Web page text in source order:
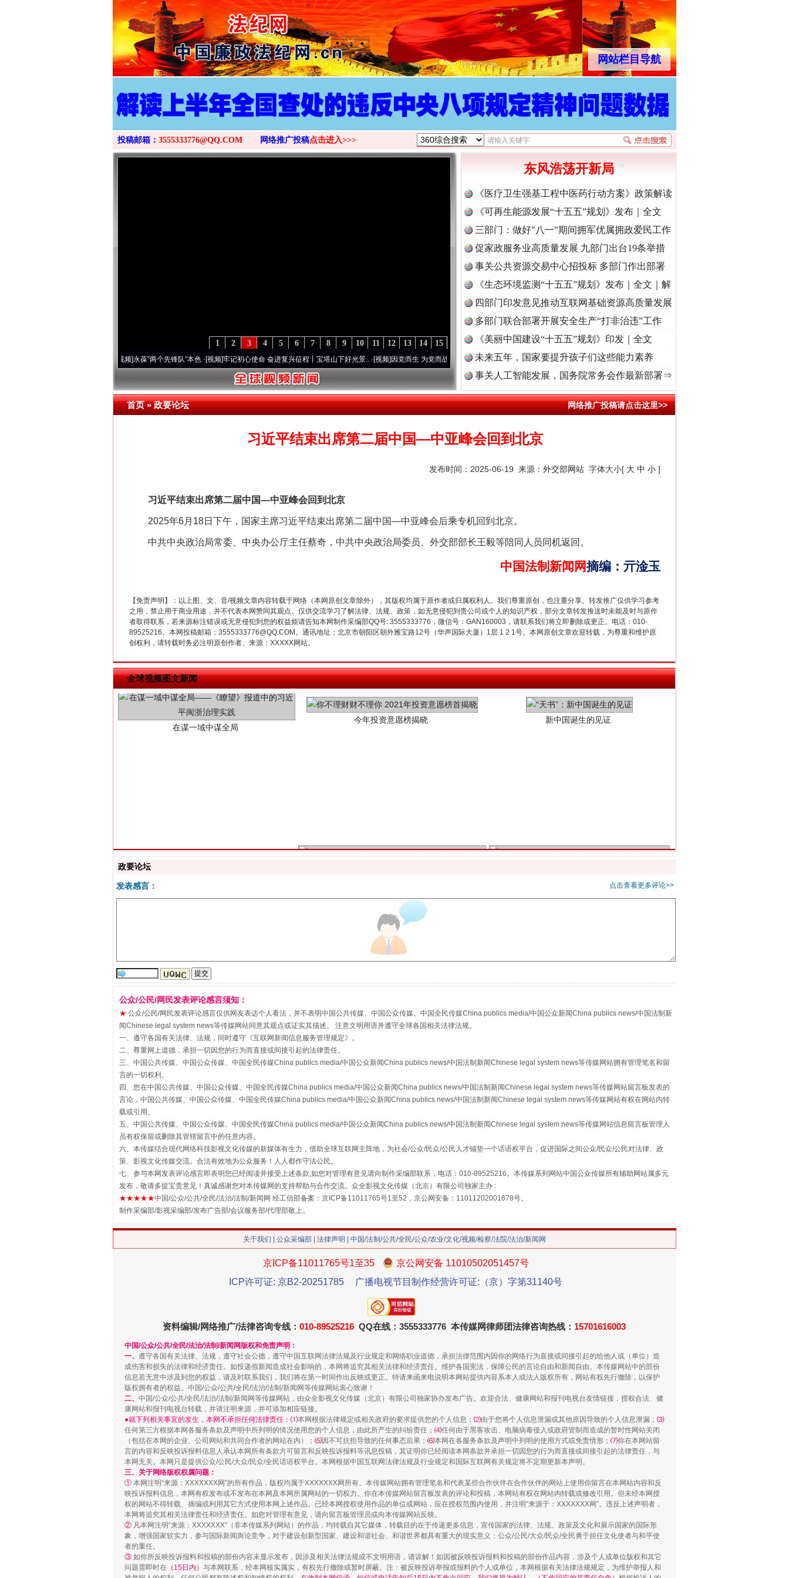
>
网站栏目导航
投稿邮箱： 3555333776@QQ.COM 网络推广投稿点击进入>>>
15
14
13
12
11
10
9
8
7
6
5
4
3
2
1
永葆“两个先锋队”本色·[视频] 牢记初心使命 奋进复兴征程丨宝塔山下好光景..·[视频] 因党而生 为党而战——百年“纪”事⑧加强纪律.. ·[视频]牢记初心使命 奋进复兴征程丨“转折之城”激荡..
东风浩荡开新局
《医疗卫生强基工程中医药行动方案》政策解读
《可再生能源发展“十五五”规划》发布｜全文
三部门：做好"八一"期间拥军优属拥政爱民工作
促家政服务业高质量发展 九部门出台19条举措
事关公共资源交易中心招投标 多部门作出部署
《生态环境监测“十五五”规划》发布｜全文｜解
读
四部门印发意见推动互联网基础资源高质量发展
多部门联合部署开展安全生产“打非治违”工作
《美丽中国建设“十五五”规划》印发｜全文
未来五年，国家要提升孩子们这些能力素养
事关人工智能发展，国务院常务会作最新部署⇒
首页»政要论坛 网络推广投稿请点击这里>>
习近平结束出席第二届中国—中亚峰会回到北京
发布时间：2025-06-19 来源： 外交部网站 字体大小[ 大 中 小 ]
习近平结束出席第二届中国—中亚峰会回到北京
2025年6月18日下午，国家主席习近平结束出席第二届中国—中亚峰会后乘专机回到北京。
中共中央政治局常委、中央办公厅主任蔡奇，中共中央政治局委员、外交部部长王毅等陪同人员同机返回。
中国法制新闻网摘编 ： 亓淦玉
【免责声明】：以上图、文、音/视频文章内容转载于网络（本网原创文章除外），其版权均属于原作者或归属权利人。我们尊重原创，也注重分享。转发推广仅供学习参考
之用，禁止用于商业用途，并不代表本网赞同其观点。仅供交流学习了解法律、法规、政策，如无意侵犯到贵公司或个人的知识产权，部分文章转发推送时未能及时与原作
者取得联系，若来源标注错误或无意侵犯到您的权益烦请告知本网制作采编部QQ号: 3555333776，微信号：GAN160003，请联系我们将立即删除或更正。电话：010-
89525216。本网投稿邮箱：3555333776@QQ.COM。通讯地址：北京市朝阳区朝外雅宝路12号（华声国际大厦）1层 1 2 1号。本网原创文章欢迎转载，为尊重和维护原
创权利，请转载时务必注明原创作者、来源：XXXXX网站。
全球视频图文新闻
网上购药对药下症？
茶叶“炒上天”
“神药”背后的真相
这是一记警钟！ 谢谢有你温暖了四季
在谋一域中谋全局
今年投资意愿榜揭晓 新中国诞生的见证
“刷贴”乱象丛生
生物安全法正式实施 别拿“量子”当幌子
揭批美国五大"原罪"
珠宝鉴定乱象
站台名比不上好声名
走近一线检察官
“谁都不怕”的他落马了
政要论坛
点击查看更多评论>>
发表感言：
公众/公民/网民发表评论感言须知：
★ 公众/公民/网民发表评论感言仅供网友表达个人看法，并不表明中国公共传媒、中国公众传媒、中国全民传媒China publics media/中国公众新闻China publics news/中国法制新
闻Chinese legal system news等传媒网站同意其观点或证实其描述。 注意文明用语并遵守全球各国相关法律法规。
一、遵守各国有关法律、法规，同时遵守《互联网新闻信息服务管理规定》。
二、尊重网上道德，承担一切因您的行为而直接或间接引起的法律责任。
三、中国公共传媒、中国公众传媒、中国全民传媒China publics media/中国公众新闻China publics news/中国法制新闻Chinese legal system news等传媒网站拥有管理笔名和留
言的一切权利。
四、您在中国公共传媒、中国公众传媒、中国全民传媒China publics media/中国公众新闻China publics news/中国法制新闻Chinese legal system news等传媒网站留言板发表的
言论，中国公共传媒、中国公众传媒、中国全民传媒China publics media/中国公众新闻China publics news/中国法制新闻Chinese legal system news等传媒网站有权在网站内转
载或引用。
五、中国公共传媒、中国公众传媒、中国全民传媒China publics media/中国公众新闻China publics news/中国法制新闻Chinese legal system news等传媒网站信息留言板管理人
员有权保留或删除其管辖留言中的任意内容。
六、本传媒结合现代网络科技影视文化传媒的新媒体有生力，借助全球互联网主阵地，为社会/公众/民众/公民人才铺垫一个话语权平台，促进国际之间公众/民众/公民对法律、政
策、影视文化传媒交流。合法有效地为公众服务！人人都作守法公民。
七、参与本网发表评论感言即表明您已经阅读并接受上述条款,如您对管理有意见请向制作采编部联系，电话：010-89525216。本传媒系列网站中国公众传媒所有辅助网站属多元
发布，敬请多提宝贵意见！真诚感谢您对本传媒网的支持帮助与合作交流。众全影视文化传媒（北京）有限公司独家主办 :
★★★★★中国/公众/公共/全民/法治/法制/新闻网 经工信部备案：京ICP备11011765号1至52，京公网安备：11011202001678号。
制作采编部/影视采编部/发布广告部/会议服务部/代理部敬上。
关于我们 公众采编部 法律声明 | 中国/法制/公共/全民/公众/农业/文化/视频/检察/法院/法治/新闻网
京ICP备11011765号1至35
京公网安备 11010502051457号
ICP许可证: 京B2-20251785
广播电视节目制作经营许可证:（京）字第31140号
资料编辑/网络推广/法律咨询专线： 010-89525216 QQ在线：3555333776 本传媒网律师团法律咨询热线： 15701616003
中国/公众/公共/全民/法治/法制/新闻网版权和免责声明：
一、 遵守各国有关法律、法规，遵守社会公德，遵守中国互联网法律法规及行业规定和网络职业道德，承担法律范围内因你的网络行为直接或间接引起的给他人或（单位）造
成伤害和损失的法律和经济责任。如投递假新闻造成社会影响的，本网将追究其相关法律和经济责任。维护各国宪法，保障公民的言论自由和新闻自由。本传媒网站中的部份
信息若无意中涉及到您的权益，请及时联系我们，我们将在第一时间作出反映或更正。特请来函来电说明本网站提供内容系本人或法人版权所有，网站有权先行撤除，以保护
版权拥有者的权益。中国/公众/公共/全民/法治/法制/新闻网等传媒网站衷心致谢！
二、 中国/公众/公共/全民/法治/法制/新闻网等传媒网站，由众全影视文化传媒（北京）有限公司独家协办发布广告。欢迎合法、健康网站和报刊电视台友情链接，授权合法、健
康网站和报刊电视台转载，并请注明来源，并可添加相应链接。
●就下列相关事宜的发生，本网不承担任何法律责任：⑴本网根据法律规定或相关政府的要求提供您的个人信息； ⑵由于您将个人信息泄漏或其他原因导致的个人信息泄漏； ⑶
任何第三方根据本网各服务条款及声明中所列明的情况使用您的个人信息，由此所产生的纠纷责任； ⑷任何由于黑客攻击、电脑病毒侵入或政府管制而造成的暂时性网站关闭
（包括在本网的企业、公司网站和共同合作者的网站在内）； ⑸因不可抗拒导致的任何事态后果； ⑹本网在各服务条款及声明中列明的使用方式或免责情形； ⑺你在本网站留
言的内容和反映投诉报料信息人承认本网所有条款方可留言和反映投诉报料等讯息投稿，其证明你已经阅读本网条款并承担一切因您的行为而直接或间接引起的法律责任，与
本网无关。本网只是提供公众/公民/大众/民众/全民话语权平台。本网根据中国互联网法律法规及行业规定和国际互联网有关规定将不定期更新本声明。
三、关于网络版权权属问题：
① 本网注明“来源：XXXXXXX网”的所有作品，版权均属于XXXXXXX网所有。本传媒网站拥有管理笔名和代表某些合作伙伴在合作伙伴的网站上使用你留言在本网站内容和反
映投诉报料信息，本网有权发布或不发布在本网及本网所属网站的一切权力。你在本传媒网站留言板发表的评论和投稿，本网站有权在网站内转载或修改引用。但未经本网授
权的网站不得转载、摘编或利用其它方式使用本网上述作品。已经本网授权使用作品的单位或网站，应在授权范围内使用，并注明“来源于：XXXXXXX网”。违反上述声明者，
本网将追究其相关法律责任和经济责任。如您对管理有意见，请向留言板管理员或向本传媒网站反映。
② 凡本网注明“来源：XXXXXXX”（非本传媒系列网站）的作品，均转载自其它媒体，转载目的在于传递更多信息，宣传国家的法律、法规、政策及文化和展示国家的国际形
象，增强国家软实力，参与国际新闻舆论竞争，对于建设创新型国家、建设和谐社会、和谐世界都具有重大的现实意义；公众/公民/大众/民众/全民勇于担任文化使者与和平使
者的重任。
③ 如你所反映投诉报料和投稿的部份内容未显示发布，因涉及相关法律法规或不文明用语，请谅解！如因被反映投诉报料和投稿的部份作品内容，涉及个人或单位版权和其它
问题需即时在 （15日内） 与本网联系，经本网核实属实，有权先行撤除或暂时屏蔽。注：被反映投诉举报或报料的个人或单位，本网根据有关法律法规规定，为维护举报人和